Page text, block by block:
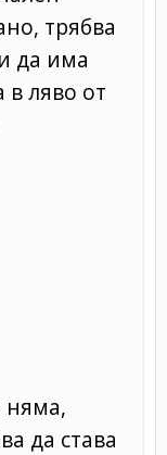
трябва
да има
в ляво от
няма,
да става